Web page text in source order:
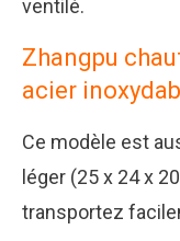
ventilé.
Zhangpu
acier
Ce modèle est
léger (25 x 24 x
transportez